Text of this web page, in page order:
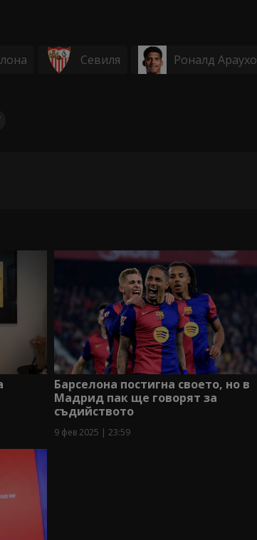
Севиля Роналд Араухо
Барселона постигна своето, но в
Мадрид пак ще говорят за
съдийството
9 фев 2025 | 23:59